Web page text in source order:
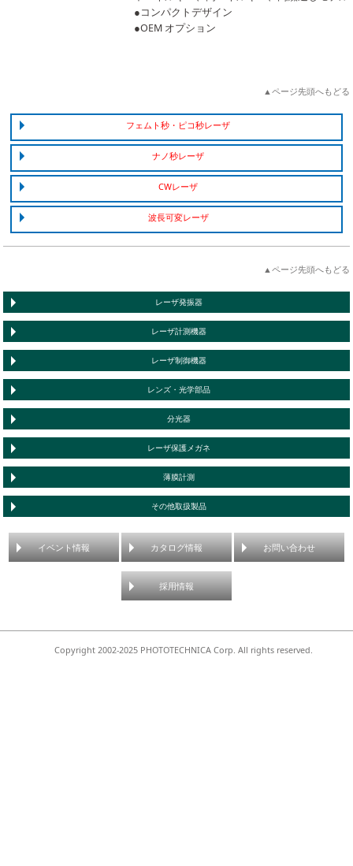
●コンパクトデザイン
●OEM オプション
▲ページ先頭へもどる
フェムト秒・ピコ秒レーザ
ナノ秒レーザ
CWレーザ
波長可変レーザ
▲ページ先頭へもどる
レーザ発振器
レーザ計測機器
レーザ制御機器
レンズ・光学部品
分光器
レーザ保護メガネ
薄膜計測
その他取扱製品
イベント情報 カタログ情報 お問い合わせ
採用情報
Copyright 2002-2025 PHOTOTECHNICA Corp. All rights reserved.